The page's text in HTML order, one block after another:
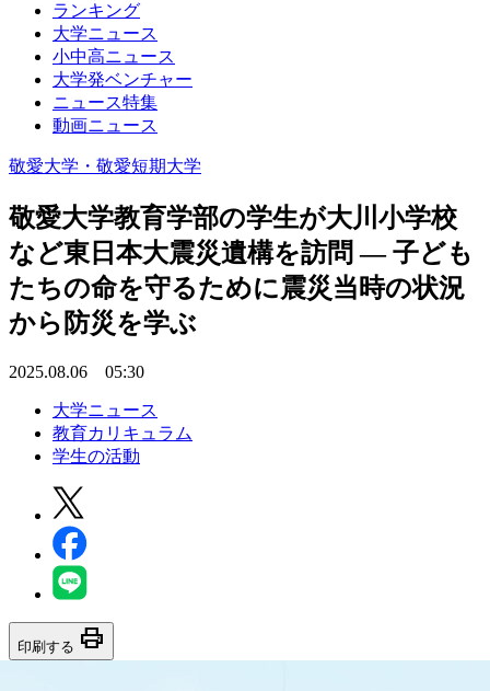
ランキング
大学ニュース
小中高ニュース
大学発ベンチャー
ニュース特集
動画ニュース
敬愛大学・敬愛短期大学
敬愛大学教育学部の学生が大川小学校
など東日本大震災遺構を訪問 ― 子ども
たちの命を守るために震災当時の状況
から防災を学ぶ
2025.08.06 05:30
大学ニュース
教育カリキュラム
学生の活動
印刷する print